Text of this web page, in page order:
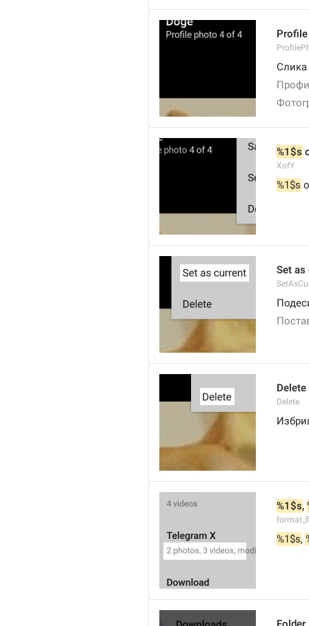
%1$s
XofY
%1$s
Set as
Delete
Delete
%1$s,
%1$s,